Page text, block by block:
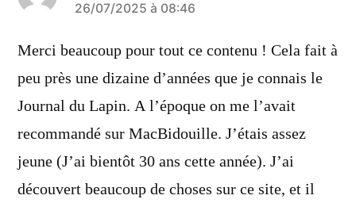
a
dit :
26/07/2025 à 08:46
Merci beaucoup pour tout ce contenu ! Cela fait à
peu près une dizaine d’années que je connais le
Journal du Lapin. A l’époque on me l’avait
recommandé sur MacBidouille. J’étais assez
jeune (J’ai bientôt 30 ans cette année). J’ai
découvert beaucoup de choses sur ce site, et il